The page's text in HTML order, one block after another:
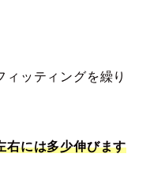
ッティングを繰り
右には多少伸びます